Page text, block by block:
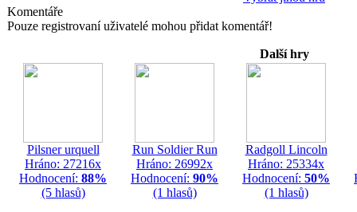
Komentáře
Pouze registrovaní uživatelé mohou přidat komentář!
Další hry
Pilsner urquell
Hráno: 27216x
Hodnocení: 88%
(5 hlasů)
Run Soldier Run
Hráno: 26992x
Hodnocení: 90%
(1 hlasů)
Radgoll Lincoln
Hráno: 25334x
Hodnocení: 50%
(1 hlasů)